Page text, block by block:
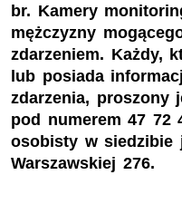
br. Kamery
mężczyzny
zdarzeniem. Każdy,
lub posiada
zdarzenia, proszony
pod numerem 47 72
osobisty w siedzibie
Warszawskiej 276.